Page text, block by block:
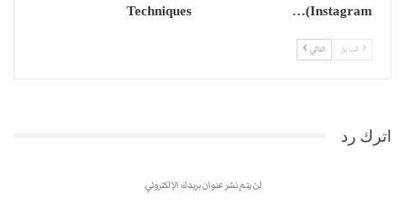
(Instagram…
Techniques
السابق التالي
اترك رد
لن يتم نشر عنوان بريدك الإلكتروني.